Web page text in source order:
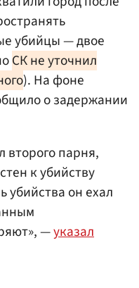
убийцы — двое
СК не уточнил
). На фоне
о задержании
второго парня,
к убийству
убийства он ехал
—указал